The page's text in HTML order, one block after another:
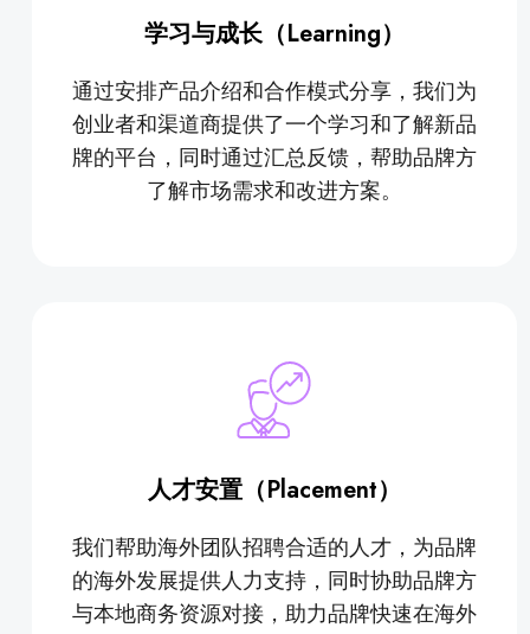
学习与成长（Learning）
通过安排产品介绍和合作模式分享，我们为
创业者和渠道商提供了一个学习和了解新品
牌的平台，同时通过汇总反馈，帮助品牌方
了解市场需求和改进方案。
人才安置（Placement）
我们帮助海外团队招聘合适的人才，为品牌
的海外发展提供人力支持，同时协助品牌方
与本地商务资源对接，助力品牌快速在海外